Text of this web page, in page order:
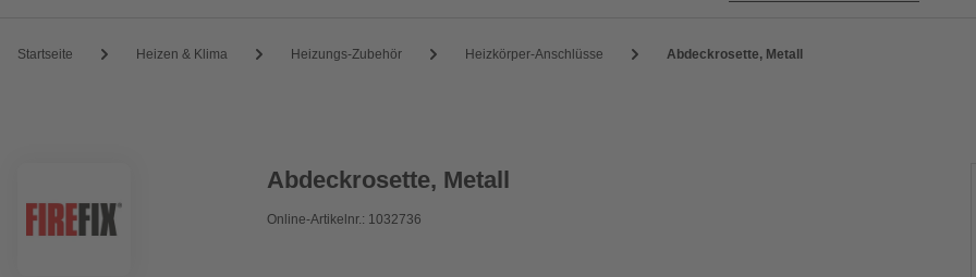
Startseite Heizen & Klima Heizungs-Zubehör Heizkörper-Anschlüsse Abdeckrosette, Metall
Abdeckrosette, Metall
Online-Artikelnr.: 1032736